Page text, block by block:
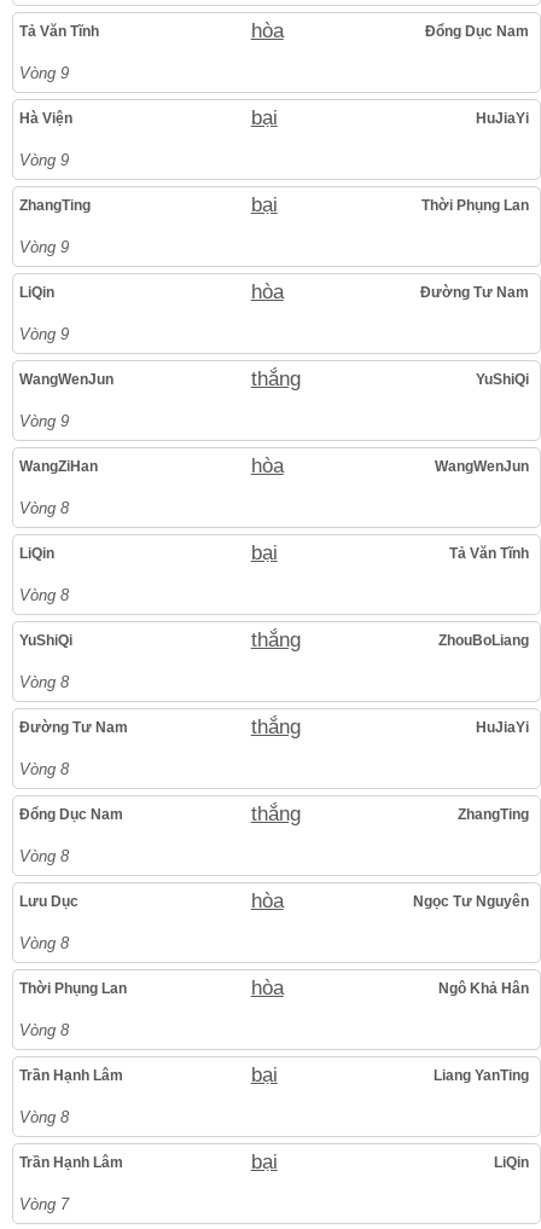
Tả Văn Tĩnh hòa Đổng Dục Nam
Vòng 9
Hà Viện bại HuJiaYi
Vòng 9
ZhangTing bại Thời Phụng Lan
Vòng 9
LiQin hòa Đường Tư Nam
Vòng 9
WangWenJun thắng YuShiQi
Vòng 9
WangZiHan hòa WangWenJun
Vòng 8
LiQin bại Tả Văn Tĩnh
Vòng 8
YuShiQi thắng ZhouBoLiang
Vòng 8
Đường Tư Nam thắng HuJiaYi
Vòng 8
Đổng Dục Nam thắng ZhangTing
Vòng 8
Lưu Dục hòa Ngọc Tư Nguyên
Vòng 8
Thời Phụng Lan hòa Ngô Khả Hân
Vòng 8
Trần Hạnh Lâm bại Liang YanTing
Vòng 8
Trần Hạnh Lâm bại LiQin
Vòng 7